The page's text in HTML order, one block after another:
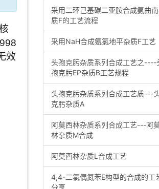
效
采用二环己基碳二亚胺合成氨曲
质F的工艺流程
采用NaH合成氨氯地平杂质F工艺
头孢克肟杂质系列合成工艺之----
孢克肟EP杂质B工艺规程
头孢克肟杂质系列合成工艺质---
克肟杂质A
阿莫西林杂质系列合成工艺---阿
林杂质M合成
阿莫西林杂质L合成工艺
4,4-二氯偶氮苯E构型的合成的工
分享